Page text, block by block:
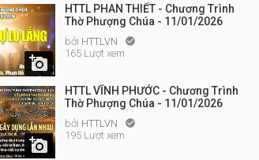

HTTL PHAN THIẾT - Chương Trình
Thờ Phượng Chúa - 11/01/2026
bởi HTTLVN 
165 Lượt xem

HTTL VĨNH PHƯỚC - Chương Trình
Thờ Phượng Chúa - 11/01/2026
bởi HTTLVN 
195 Lượt xem